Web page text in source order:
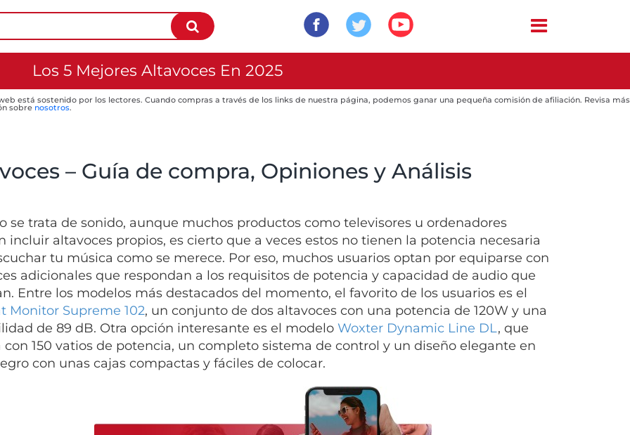
Los 5 Mejores Altavoces En 2025
está sostenido por los lectores. Cuando compras a través de los links de nuestra página, podemos ganar una pequeña comisión de afiliación. Revisa más
sobre nosotros.
– Guía de compra, Opiniones y Análisis
se trata de sonido, aunque muchos productos como televisores u ordenadores
incluir altavoces propios, es cierto que a veces estos no tienen la potencia necesaria
tu música como se merece. Por eso, muchos usuarios optan por equiparse con
adicionales que respondan a los requisitos de potencia y capacidad de audio que
Entre los modelos más destacados del momento, el favorito de los usuarios es el
Monitor Supreme 102, un conjunto de dos altavoces con una potencia de 120W y una
de 89 dB. Otra opción interesante es el modelo Woxter Dynamic Line DL, que
con 150 vatios de potencia, un completo sistema de control y un diseño elegante en
con unas cajas compactas y fáciles de colocar.